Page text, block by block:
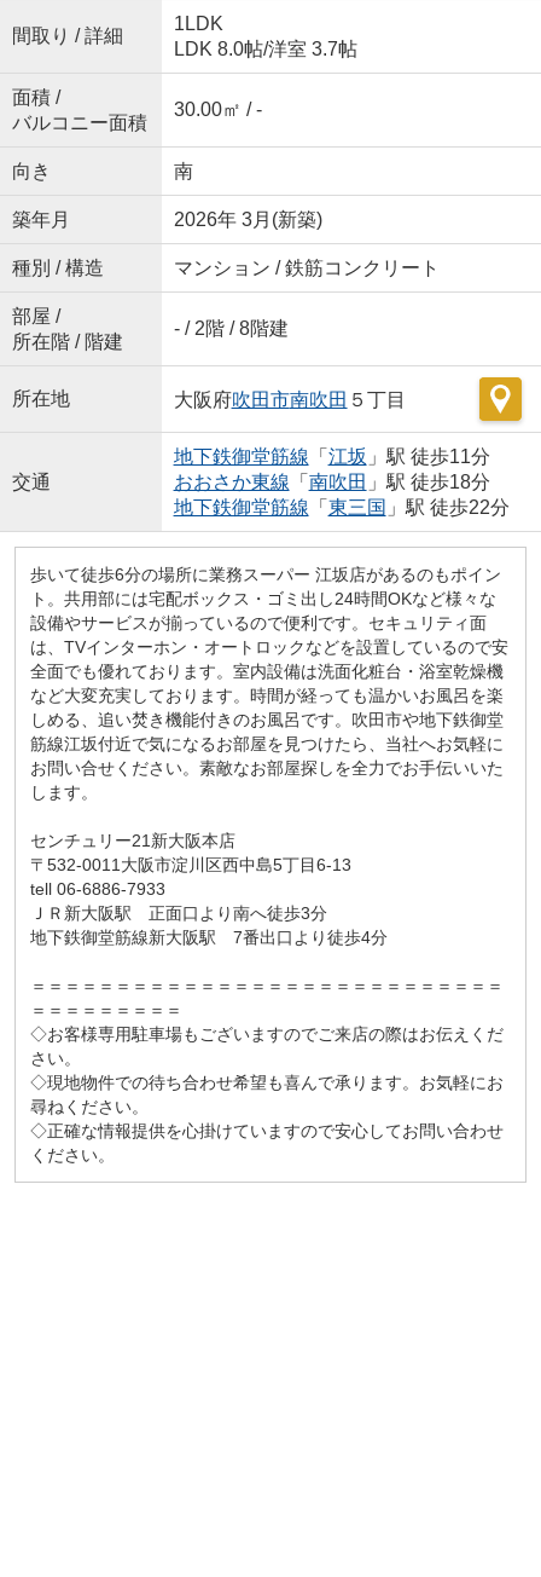
間取り / 詳細
1LDK
LDK 8.0帖/洋室 3.7帖
面積 /
バルコニー面積
30.00㎡ / -
向き 南
築年月 2026年 3月(新築)
種別 / 構造 マンション / 鉄筋コンクリート
部屋 /
所在階 / 階建
- / 2階 / 8階建
所在地 大阪府吹田市南吹田 ５丁目
交通
地下鉄御堂筋線 「 江坂 」駅 徒歩11分
おおさか東線 「 南吹田 」駅 徒歩18分
地下鉄御堂筋線 「 東三国 」駅 徒歩22分
歩いて徒歩6分の場所に業務スーパー 江坂店があるのもポイン
ト。共用部には宅配ボックス・ゴミ出し24時間OKなど様々な
設備やサービスが揃っているので便利です。セキュリティ面
は、TVインターホン・オートロックなどを設置しているので安
全面でも優れております。室内設備は洗面化粧台・浴室乾燥機
など大変充実しております。時間が経っても温かいお風呂を楽
しめる、追い焚き機能付きのお風呂です。吹田市や地下鉄御堂
筋線江坂付近で気になるお部屋を見つけたら、当社へお気軽に
お問い合せください。素敵なお部屋探しを全力でお手伝いいた
します。
センチュリー21新大阪本店
〒532-0011大阪市淀川区西中島5丁目6-13
tell 06-6886-7933
ＪＲ新大阪駅 正面口より南へ徒歩3分
地下鉄御堂筋線新大阪駅 7番出口より徒歩4分
＝＝＝＝＝＝＝＝＝＝＝＝＝＝＝＝＝＝＝＝＝＝＝＝＝＝＝＝
＝＝＝＝＝＝＝＝＝
◇お客様専用駐車場もございますのでご来店の際はお伝えくだ
さい。
◇現地物件での待ち合わせ希望も喜んで承ります。お気軽にお
尋ねください。
◇正確な情報提供を心掛けていますので安心してお問い合わせ
ください。